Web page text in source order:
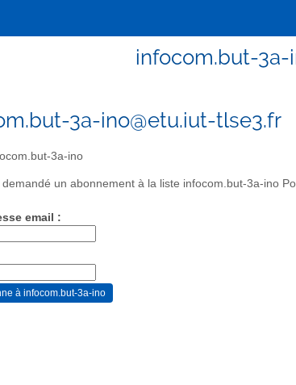
infocom.but-
3a-ino@etu.iut-tlse3.fr
3a-ino
demandé un abonnement à la liste infocom.but-3a-ino
email :